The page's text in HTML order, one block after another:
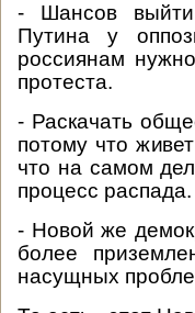
- Шансов выйти
Путина у
россиянам
протеста.
- Раскачать
потому что
что на самом
процесс распада.
- Новой же
более
насущных